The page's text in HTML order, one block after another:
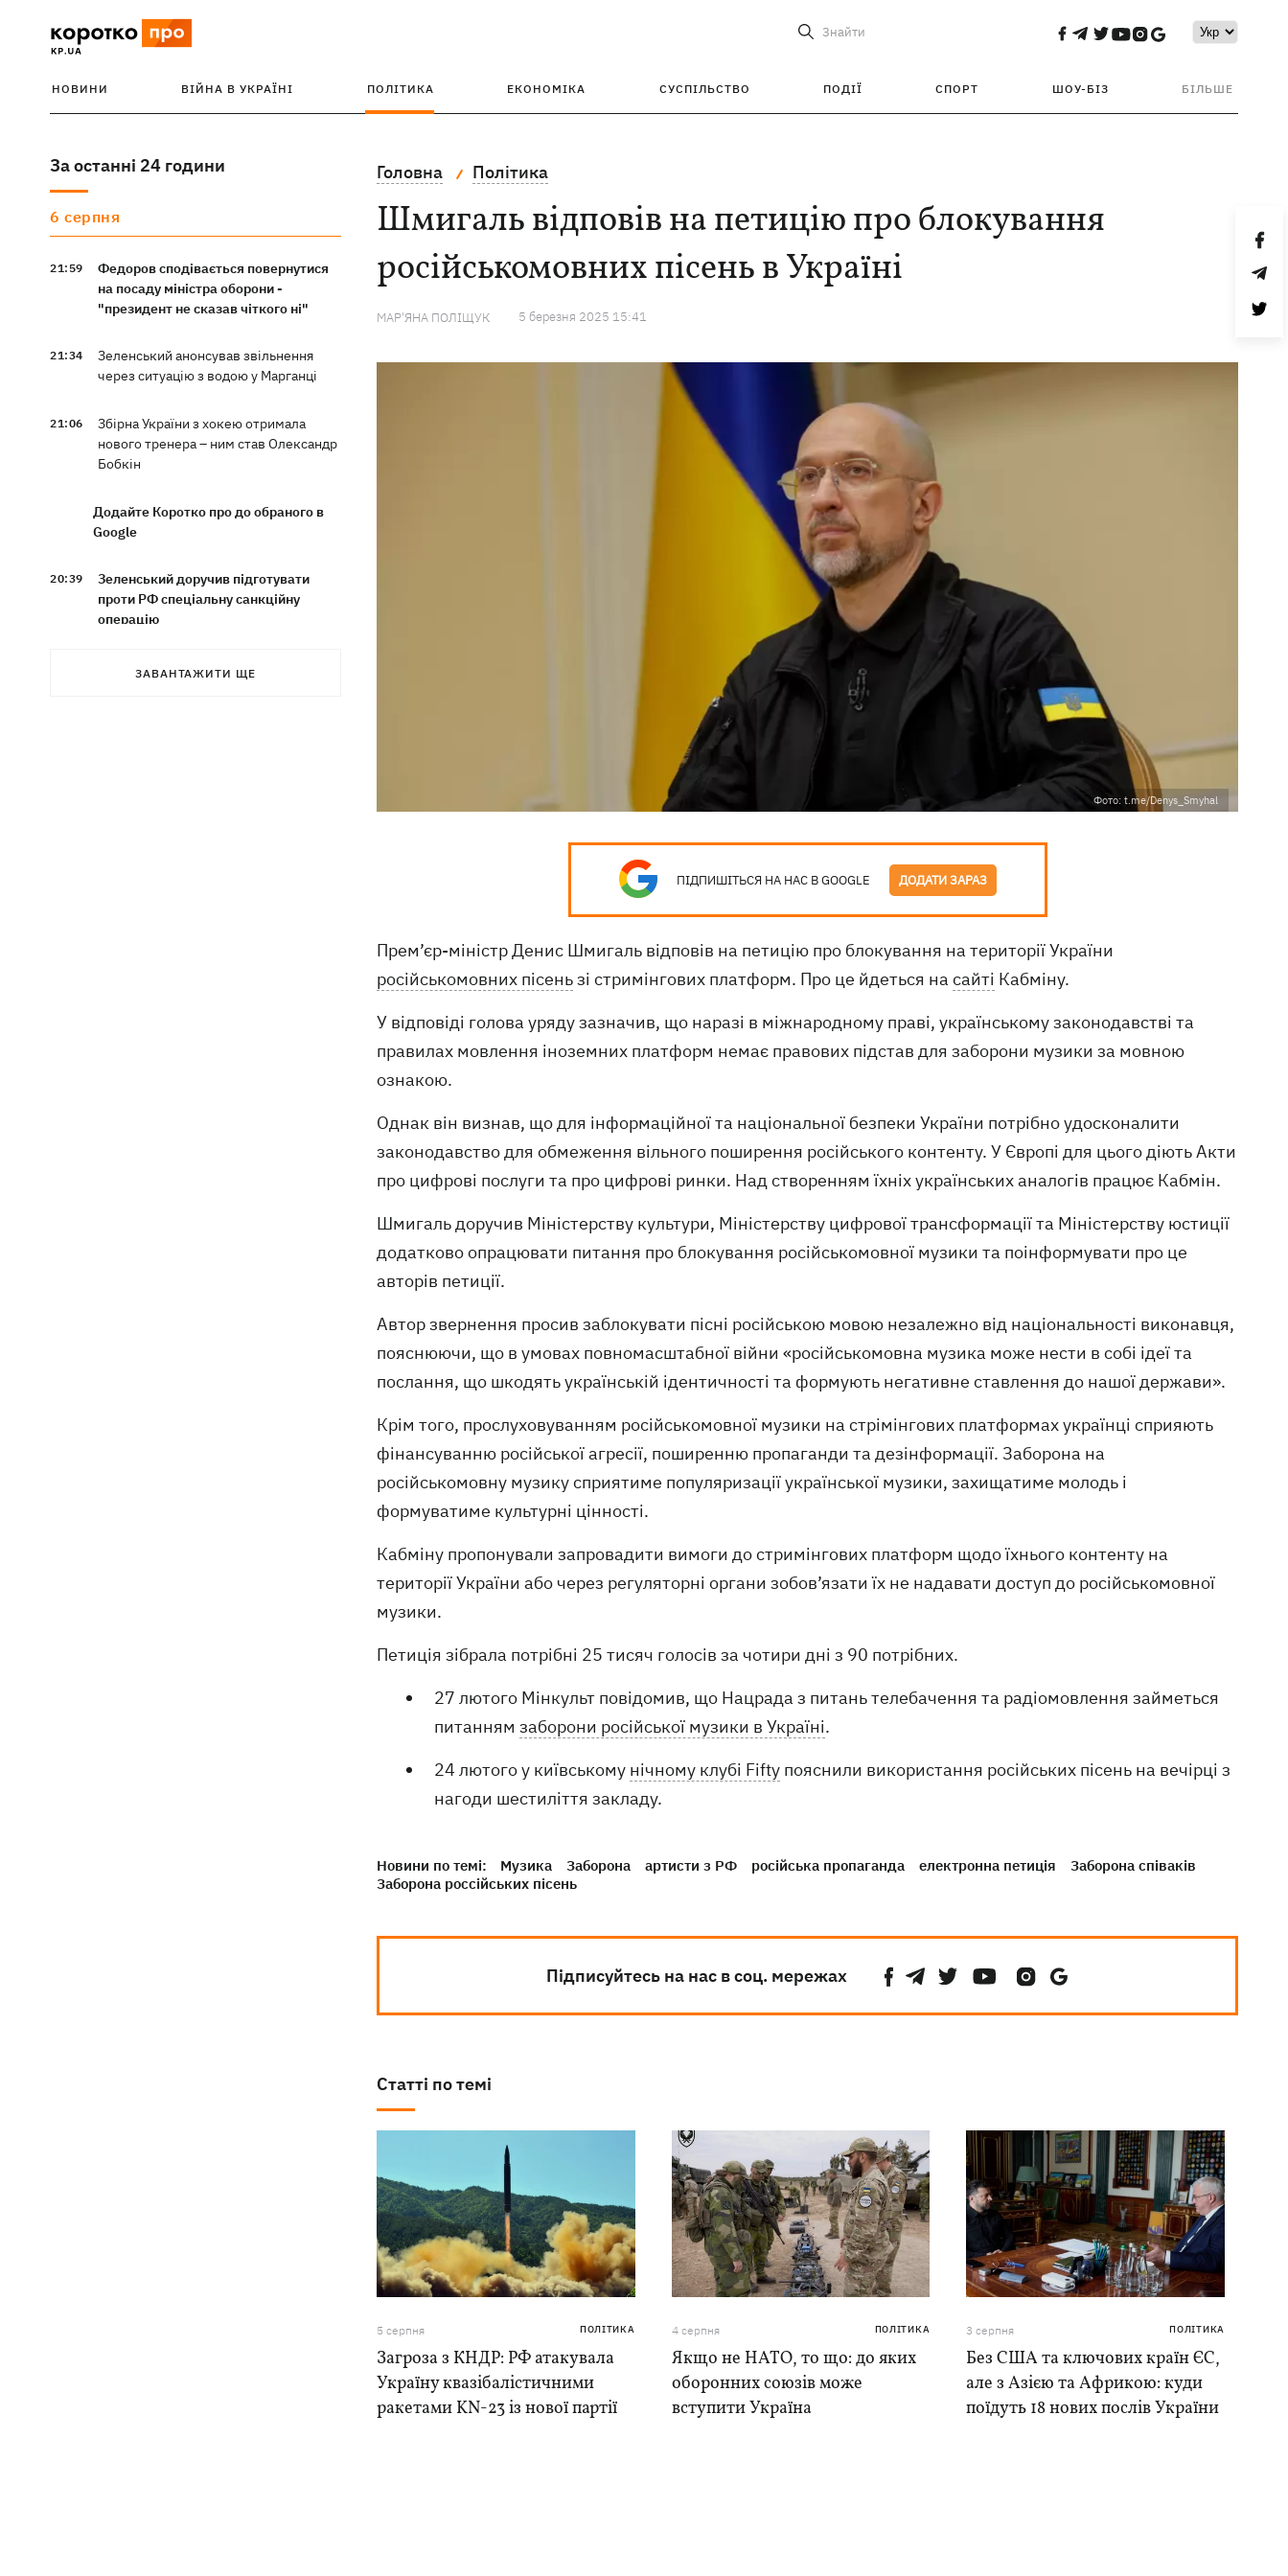
Знайти
НОВИНИ ВІЙНА В УКРАЇНІ ПОЛІТИКА ЕКОНОМІКА СУСПІЛЬСТВО ПОДІЇ СПОРТ ШОУ-БІЗ БІЛЬШЕ
За останні 24 години
6 серпня
21:59
Федоров сподівається повернутися
на посаду міністра оборони -
"президент не сказав чіткого ні"
21:34
Зеленський анонсував звільнення
через ситуацію з водою у Марганці
21:06
Збірна України з хокею отримала
нового тренера – ним став Олександр
Бобкін
Додайте Коротко про до обраного в
Google
20:39
Зеленський доручив підготувати
проти РФ спеціальну санкційну
операцію
Дрони СБУ вразили два кораблі ФСБ
ЗАВАНТАЖИТИ ЩЕ
Головна Політика
Шмигаль відповів на петицію про блокування
російськомовних пісень в Україні
МАР'ЯНА ПОЛІЩУК 5 березня 2025 15:41
Фото: t.me/Denys_Smyhal
ПІДПИШІТЬСЯ НА НАС В GOOGLE ДОДАТИ ЗАРАЗ
Прем’єр-міністр Денис Шмигаль відповів на петицію про блокування на території України
російськомовних пісеньзі стримінгових платформ. Про це йдеться на сайті Кабміну.
У відповіді голова уряду зазначив, що наразі в міжнародному праві, українському законодавстві та
правилах мовлення іноземних платформ немає правових підстав для заборони музики за мовною
ознакою.
Однак він визнав, що для інформаційної та національної безпеки України потрібно удосконалити
законодавство для обмеження вільного поширення російського контенту. У Європі для цього діють Акти
про цифрові послуги та про цифрові ринки. Над створенням їхніх українських аналогів працює Кабмін.
Шмигаль доручив Міністерству культури, Міністерству цифрової трансформації та Міністерству юстиції
додатково опрацювати питання про блокування російськомовної музики та поінформувати про це
авторів петиції.
Автор звернення просив заблокувати пісні російською мовою незалежно від національності виконавця,
пояснюючи, що в умовах повномасштабної війни «російськомовна музика може нести в собі ідеї та
послання, що шкодять українській ідентичності та формують негативне ставлення до нашої держави».
Крім того, прослуховуванням російськомовної музики на стрімінгових платформах українці сприяють
фінансуванню російської агресії, поширенню пропаганди та дезінформації. Заборона на
російськомовну музику сприятиме популяризації української музики, захищатиме молодь і
формуватиме культурні цінності.
Кабміну пропонували запровадити вимоги до стримінгових платформ щодо їхнього контенту на
території України або через регуляторні органи зобов’язати їх не надавати доступ до російськомовної
музики.
Петиція зібрала потрібні 25 тисяч голосів за чотири дні з 90 потрібних.
27 лютого Мінкульт повідомив, що Нацрада з питань телебачення та радіомовлення займеться
питанням заборони російської музики в Україні.
24 лютого у київському нічному клубі Fifty пояснили використання російських пісень на вечірці з
нагоди шестиліття закладу.
Новини по темі: Музика Заборона артисти з РФ російська пропаганда електронна петиція
Заборона співаків
Заборона россійських пісень
Підписуйтесь на нас в соц. мережах
Статті по темі
5 серпня ПОЛІТИКА
Загроза з КНДР: РФ атакувала
Україну квазібалістичними
ракетами KN-23 із нової партії
4 серпня ПОЛІТИКА
Якщо не НАТО, то що: до яких
оборонних союзів може
вступити Україна
3 серпня ПОЛІТИКА
Без США та ключових країн ЄС,
але з Азією та Африкою: куди
поїдуть 18 нових послів України